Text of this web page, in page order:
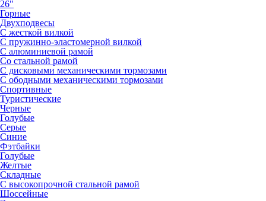
26"
Горные
Двухподвесы
С жесткой вилкой
С пружинно-эластомерной вилкой
С алюминиевой рамой
Со стальной рамой
С дисковыми механическими тормозами
С ободными механическими тормозами
Спортивные
Туристические
Черные
Голубые
Серые
Синие
Фэтбайки
Голубые
Желтые
Складные
С высокопрочной стальной рамой
Шоссейные